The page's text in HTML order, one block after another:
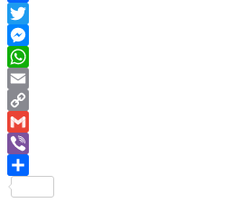
Facebook
Twitter
Messenger
WhatsApp
Email
Copy
Link
Gmail
Viber